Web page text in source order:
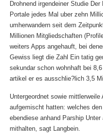
Drohnend irgendeiner Studie
Portale jedes Mal uber zehn
umherwandern seit dem
Millionen Mitgliedschaften
weiters Apps angehauft, bei
Gewiss liegt die Zahl Ein tatig
sekundar schon wohnhaft bei
artikel er es ausschlie?lich 3,5
Untergeordnet sowie
aufgemischt hatten: welches
ebendiese anhand Parship
mithalten, sagt Langbein.